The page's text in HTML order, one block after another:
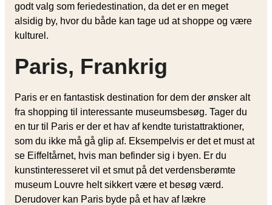
godt valg som feriedestination, da det er en meget
alsidig by, hvor du både kan tage ud at shoppe og være
kulturel.
Paris, Frankrig
Paris er en fantastisk destination for dem der ønsker alt
fra shopping til interessante museumsbesøg. Tager du
en tur til Paris er der et hav af kendte turistattraktioner,
som du ikke må gå glip af. Eksempelvis er det et must at
se Eiffeltårnet, hvis man befinder sig i byen. Er du
kunstinteresseret vil et smut på det verdensberømte
museum Louvre helt sikkert være et besøg værd.
Derudover kan Paris byde på et hav af lækre